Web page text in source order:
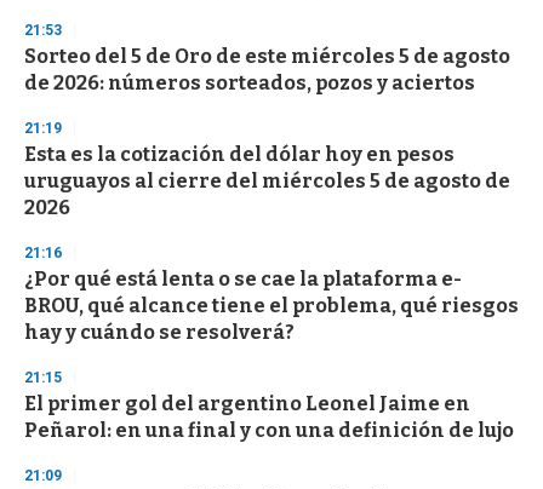
d
s
o
f
3
s
e
c
o
d
21:53
Sorteo del 5 de Oro de este miércoles 5 de agosto
de 2026: números sorteados, pozos y aciertos
21:19
Esta es la cotización del dólar hoy en pesos
uruguayos al cierre del miércoles 5 de agosto de
2026
21:16
¿Por qué está lenta o se cae la plataforma e-
BROU, qué alcance tiene el problema, qué riesgos
hay y cuándo se resolverá?
21:15
El primer gol del argentino Leonel Jaime en
Peñarol: en una final y con una definición de lujo
21:09